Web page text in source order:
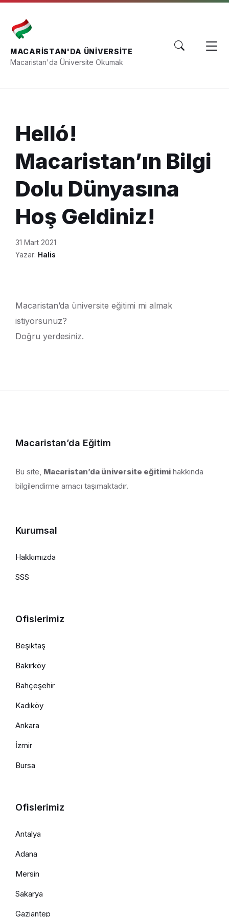
Skip
content
Skip
main
navigation
Skip
footer
MACARISTAN'DA ÜNIVERSITE
Macaristan'da Üniversite Okumak
Helló!
Macaristan’ın Bilgi
Dolu Dünyasına
Hoş Geldiniz!
31 Mart 2021
Yazar: Halis
Macaristan’da üniversite eğitimi mi almak
istiyorsunuz?
Doğru yerdesiniz.
Macaristan’da Eğitim
Bu site, Macaristan’da üniversite eğitimi hakkında
bilgilendirme amacı taşımaktadır.
Kurumsal
Hakkımızda
SSS
Ofislerimiz
Beşiktaş
Bakırköy
Bahçeşehir
Kadıköy
Ankara
İzmir
Bursa
Ofislerimiz
Antalya
Adana
Mersin
Sakarya
Gaziantep